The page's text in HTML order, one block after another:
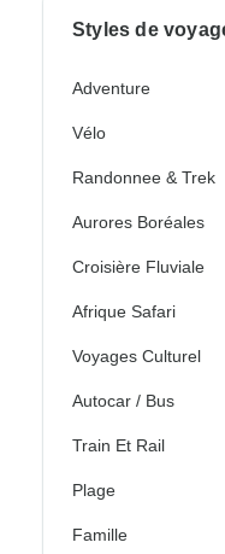
Styles de
Adventure
Vélo
Randonnee & Trek
Aurores Boréales
Croisière Fluviale
Afrique Safari
Voyages Culturel
Autocar / Bus
Train Et Rail
Plage
Famille